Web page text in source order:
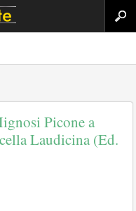
Picone a
Laudicina (Ed.